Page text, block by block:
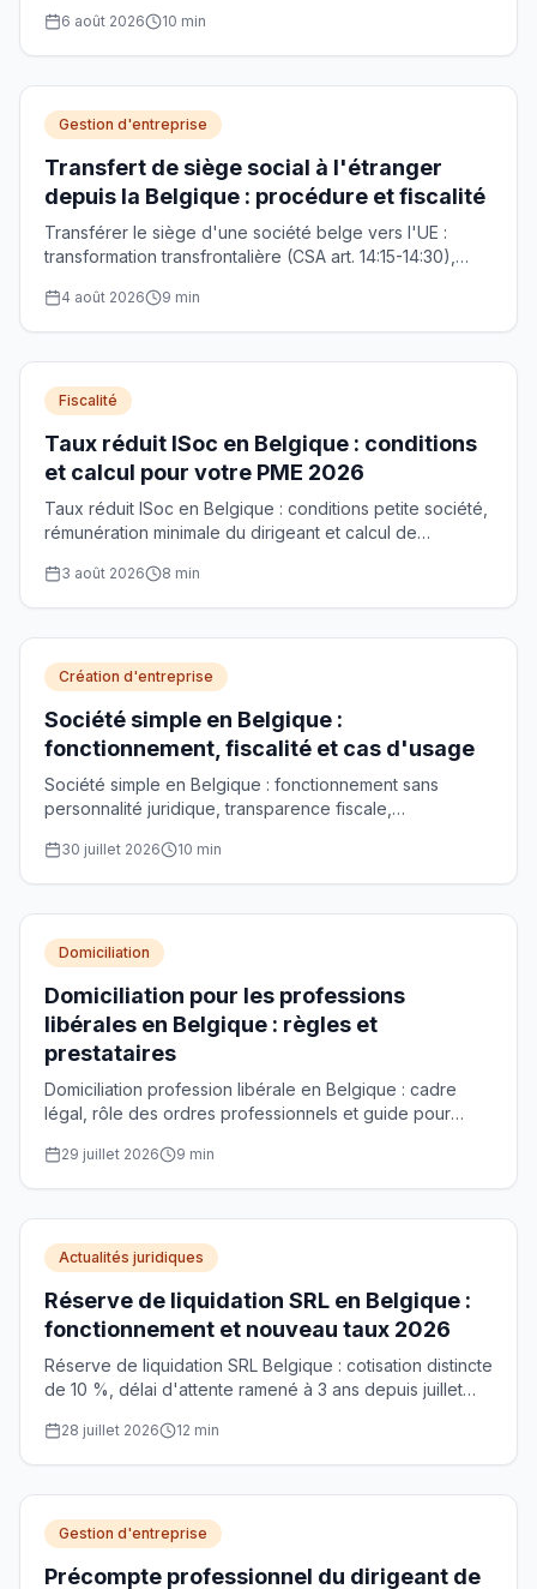
des actionnaires.
6 août 2026 10 min
Gestion d'entreprise
Transfert de siège social à l'étranger
depuis la Belgique : procédure et fiscalité
Transférer le siège d'une société belge vers l'UE :
transformation transfrontalière (CSA art. 14:15-14:30),
4 août 2026 9 min
Fiscalité
Taux réduit ISoc en Belgique : conditions
et calcul pour votre PME 2026
Taux réduit ISoc en Belgique : conditions petite société,
rémunération minimale du dirigeant et calcul de
3 août 2026 8 min
Création d'entreprise
Société simple en Belgique :
fonctionnement, fiscalité et cas d'usage
Société simple en Belgique : fonctionnement sans
personnalité juridique, transparence fiscale,
patrimoine.
30 juillet 2026 10 min
Domiciliation
Domiciliation pour les professions
libérales en Belgique : règles et
prestataires
Domiciliation profession libérale en Belgique : cadre
légal, rôle des ordres professionnels et guide pour
29 juillet 2026 9 min
Actualités juridiques
Réserve de liquidation SRL en Belgique :
fonctionnement et nouveau taux 2026
Réserve de liquidation SRL Belgique : cotisation distincte
de 10 %, délai d'attente ramené à 3 ans depuis juillet
28 juillet 2026 12 min
Gestion d'entreprise
Précompte professionnel du dirigeant de